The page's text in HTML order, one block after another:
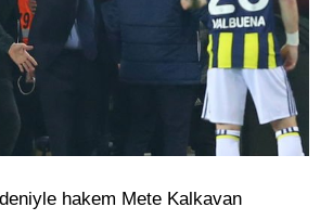
hakem Mete Kalkavan